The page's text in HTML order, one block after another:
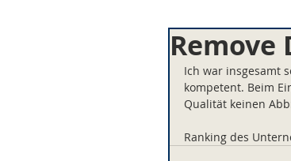
Remove
Ich war insgesamt
kompetent. Beim
Qualität keinen
Ranking des